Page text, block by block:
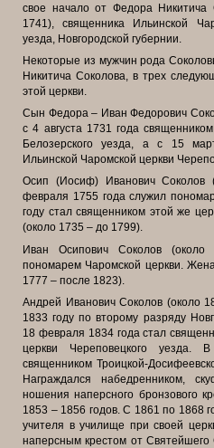
свое начало от Федора
1741), священника Ильинской
уезда, Новгородской губернии.
Некоторые из мужчин рода
Никитича Соколова, в трех
этой церкви.
Сын Федора – Иван Федорович
с 4 августа 1731 года
Белозерского уезда, а с 15
Ильинской Чаромской церкви
Осип (Иосиф) Иванович
февраля 1755 года служил
году стал священником этой же
(около 1735 – до 1799).
Иван Осипович Соколов
пономарем Чаромской церкви.
1777 – после 1823).
Андрей Иванович Соколов (около
1833 году по второму разряду
18 февраля 1834 года стал
церкви Череповецкого
священником Троицкой-
Награждался набедренником,
ношения наперсного бронзового
1853 – 1856 годов. С 1861 по 1868
учителя в училище при своей
наперсным крестом от